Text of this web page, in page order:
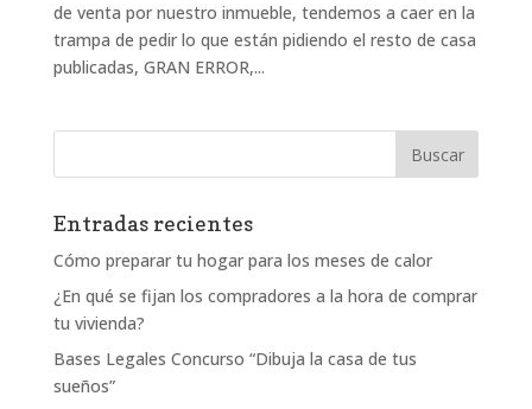
de venta por nuestro inmueble, tendemos a caer en la
trampa de pedir lo que están pidiendo el resto de casa
publicadas, GRAN ERROR,...
Entradas recientes
Cómo preparar tu hogar para los meses de calor
¿En qué se fijan los compradores a la hora de comprar
tu vivienda?
Bases Legales Concurso “Dibuja la casa de tus
sueños”